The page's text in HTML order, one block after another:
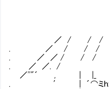
／ / / /
. ／ / / /
. ／ ／ /
. ／ ／. /
／''"´ , | |_ .
. ′ | ´⌒ミｈxＶ